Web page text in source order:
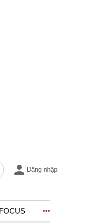
Đăng nhập